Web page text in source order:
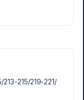
er laget for
nøye utvalgte
fleksible fly som
seksjon du skal
hvis det er en
deg mer enn
​213-215/​219-221/​